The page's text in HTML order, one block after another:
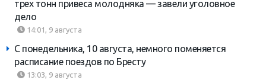
трех тонн привеса молодняка — завели уголовное
дело
14:01, 9 августа
С понедельника, 10 августа, немного поменяется
расписание поездов по Бресту
13:03, 9 августа